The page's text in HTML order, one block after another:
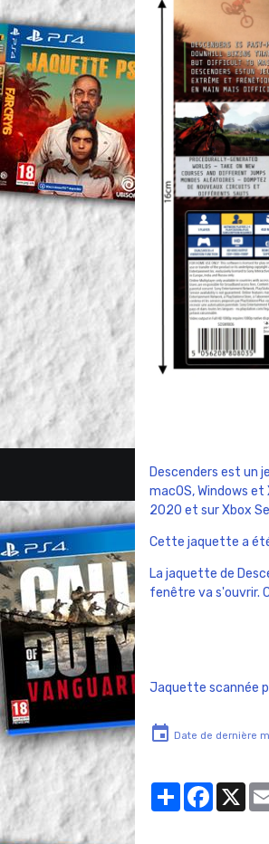
Descenders est un
macOS, Windows
2020 et sur Xbox
Cette jaquette a
La jaquette de
fenêtre va s'ouvrir.
Jaquette scannée
Date de dernière
Partager X